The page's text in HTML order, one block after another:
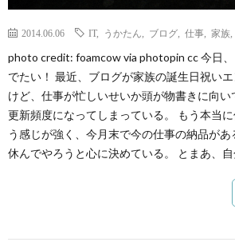
2014.06.06 IT, うかたん ブログ 仕事 家族
photo credit: foamcow via photopin cc 今日
でたい！ 最近、ブログが家族の誕生日祝い
けど、仕事が忙しいせいか頭が物書きに向
更新頻度になってしまっている。 もう本当
う感じが強く、今月末で今の仕事の納品が
休んでやろうと心に決めている。 とまあ、